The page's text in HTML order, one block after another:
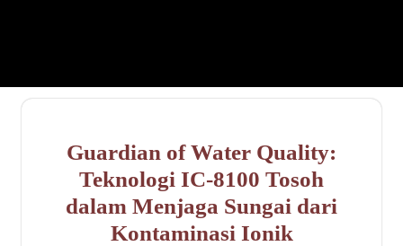
Guardian of Water Quality:
Teknologi IC-8100 Tosoh
dalam Menjaga Sungai dari
Kontaminasi Ionik